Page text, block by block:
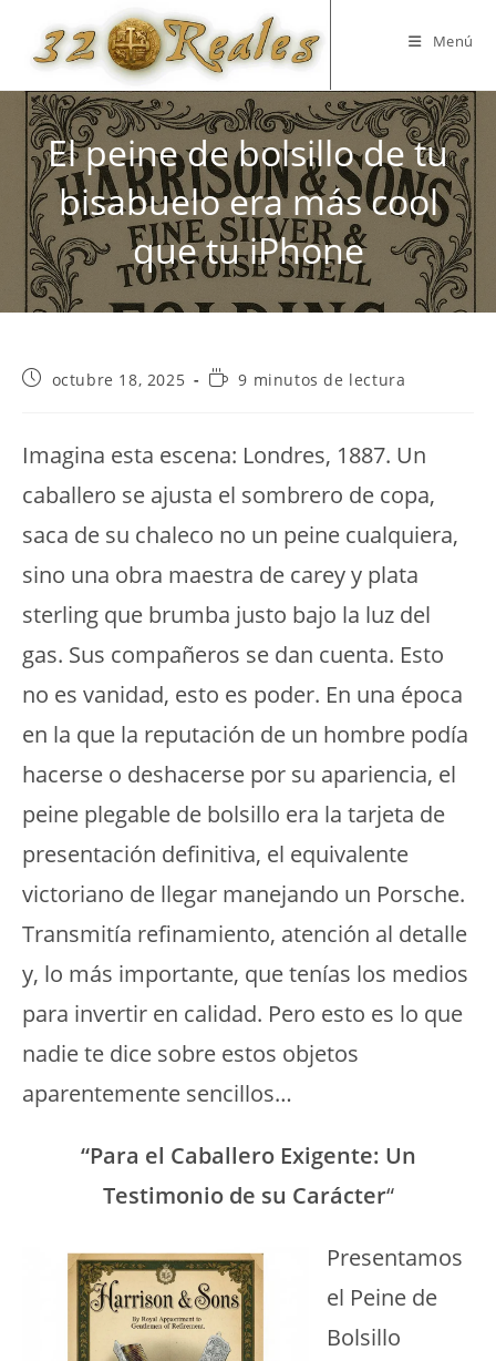
contenido
Menú
El peine de bolsillo de tu
bisabuelo era más cool
que tu iPhone
Publicación
octubre 18, 2025
Tiempo9 minutos de lectura
Imagina esta escena: Londres, 1887. Un
caballero se ajusta el sombrero de copa,
saca de su chaleco no un peine cualquiera,
sino una obra maestra de carey y plata
sterling que brumba justo bajo la luz del
gas. Sus compañeros se dan cuenta. Esto
no es vanidad, esto es poder. En una época
en la que la reputación de un hombre podía
hacerse o deshacerse por su apariencia, el
peine plegable de bolsillo era la tarjeta de
presentación definitiva, el equivalente
victoriano de llegar manejando un Porsche.
Transmitía refinamiento, atención al detalle
y, lo más importante, que tenías los medios
para invertir en calidad. Pero esto es lo que
nadie te dice sobre estos objetos
aparentemente sencillos…
“Para el Caballero Exigente: Un
Testimonio de su Carácter“
Presentamos
el Peine de
Bolsillo